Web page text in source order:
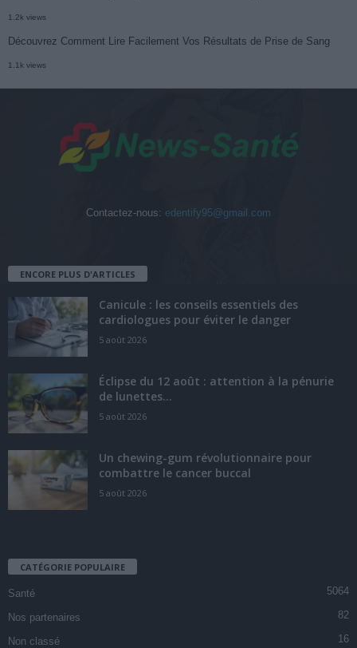
1.2k views
Découvrez Comment Lire Facilement Vos Résultats de Prise de Sang
1.1k views
Contactez-nous: edentify95@gmail.com
ENCORE PLUS D'ARTICLES
Canicule : les conseils essentiels des
cardiologues pour éviter le danger
5 août 2026
Éclipse du 12 août : attention à la pénurie
de lunettes...
5 août 2026
Un chewing-gum révolutionnaire pour
combattre le cancer buccal
5 août 2026
CATÉGORIE POPULAIRE
Santé 5064
Nos partenaires 82
Non classé 16